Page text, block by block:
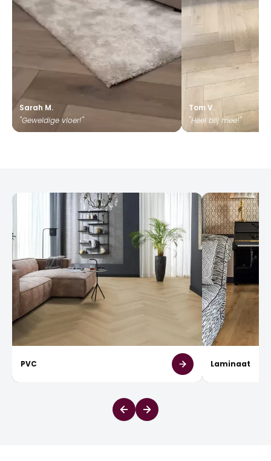
Sarah M.
"Geweldige vloer!"
Tom V.
"Heel blij mee!"
PVC Laminaat